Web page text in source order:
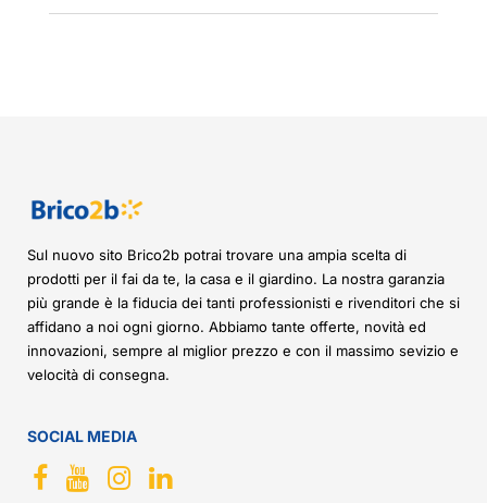
Sul nuovo sito Brico2b potrai trovare una ampia scelta di
prodotti per il fai da te, la casa e il giardino. La nostra garanzia
più grande è la fiducia dei tanti professionisti e rivenditori che si
affidano a noi ogni giorno. Abbiamo tante offerte, novità ed
innovazioni, sempre al miglior prezzo e con il massimo sevizio e
velocità di consegna.
SOCIAL MEDIA